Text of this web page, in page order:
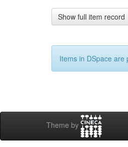
Show full item record
Items in DSpace
Theme by